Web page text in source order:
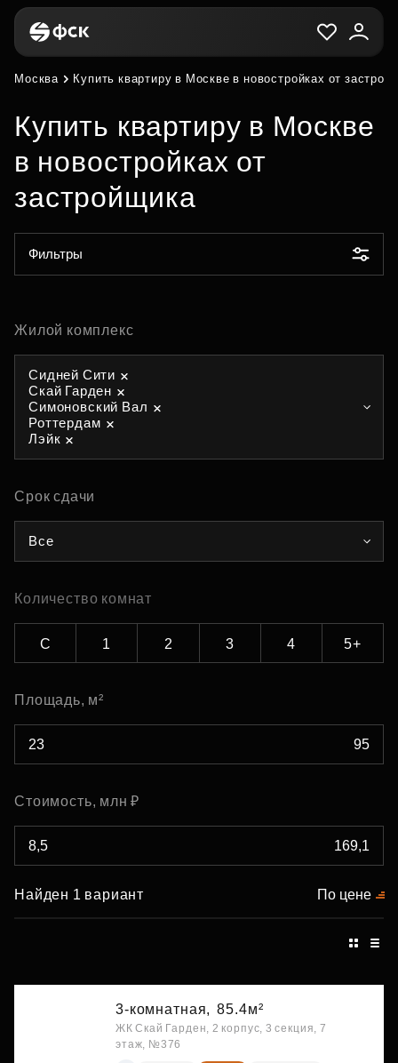
Москва Купить квартиру в Москве в новостройках от
Купить квартиру в Москве
в новостройках от
застройщика
Фильтры
Жилой комплекс
Сидней Сити
Скай Гарден
Симоновский Вал
Роттердам
Лэйк
Срок сдачи
Все
Количество комнат
С 1 2 3 4 5+
Площадь, м²
Стоимость, млн ₽
Найден 1 вариант По цене
3-комнатная, 85.4м²
ЖК Скай Гарден, 2 корпус, 3 секция, 7
этаж, №376